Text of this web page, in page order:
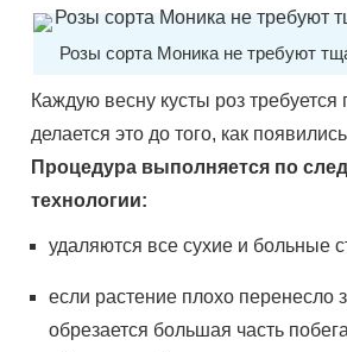
Розы сорта Моника не требуют
Каждую весну кусты роз требуется
делается это до того, как
Процедура выполняется по
технологии:
удаляются все сухие и больные
если растение плохо перенесло
обрезается большая часть